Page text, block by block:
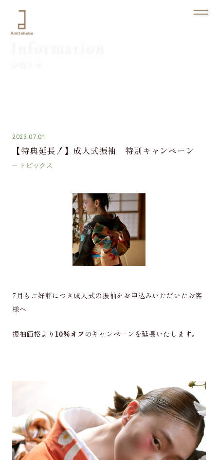
2023.07.01
【特典延長！】成人式振袖 特別キャンペーン
トピックス
7月もご好評につき成人式の振袖をお申込みいただいたお客
様へ
振袖価格より 10％オフ のキャンペーンを延長いたします。